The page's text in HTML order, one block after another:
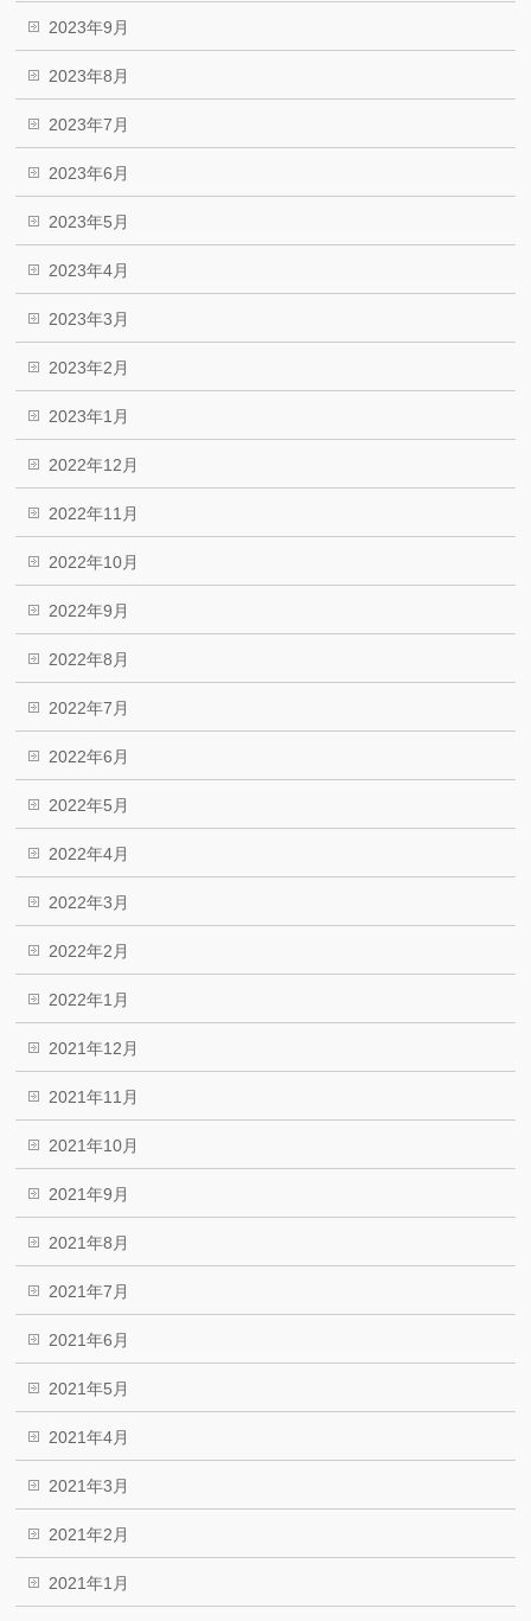
2023年9月
2023年8月
2023年7月
2023年6月
2023年5月
2023年4月
2023年3月
2023年2月
2023年1月
2022年12月
2022年11月
2022年10月
2022年9月
2022年8月
2022年7月
2022年6月
2022年5月
2022年4月
2022年3月
2022年2月
2022年1月
2021年12月
2021年11月
2021年10月
2021年9月
2021年8月
2021年7月
2021年6月
2021年5月
2021年4月
2021年3月
2021年2月
2021年1月